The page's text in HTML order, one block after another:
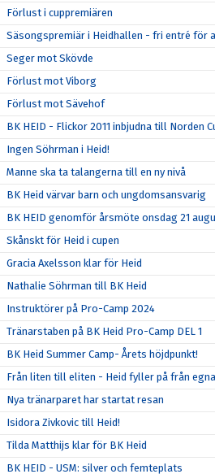
Förlust i cuppremiären
Säsongspremiär i Heidhallen - fri entré för
Seger mot Skövde
Förlust mot Viborg
Förlust mot Sävehof
BK HEID - Flickor 2011 inbjudna till Norden
Ingen Söhrman i Heid!
Manne ska ta talangerna till en ny nivå
BK Heid värvar barn och ungdomsansvarig
BK HEID genomför årsmöte onsdag 21
Skånskt för Heid i cupen
Gracia Axelsson klar för Heid
Nathalie Söhrman till BK Heid
Instruktörer på Pro-Camp 2024
Tränarstaben på BK Heid Pro-Camp DEL 1
BK Heid Summer Camp- Årets höjdpunkt!
Från liten till eliten - Heid fyller på från
Nya tränarparet har startat resan
Isidora Zivkovic till Heid!
Tilda Matthijs klar för BK Heid
BK HEID - USM: silver och femteplats